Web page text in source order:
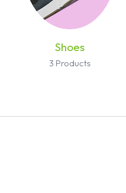
Shoes
3 Products